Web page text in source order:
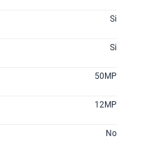
Si
Si
50MP
12MP
No